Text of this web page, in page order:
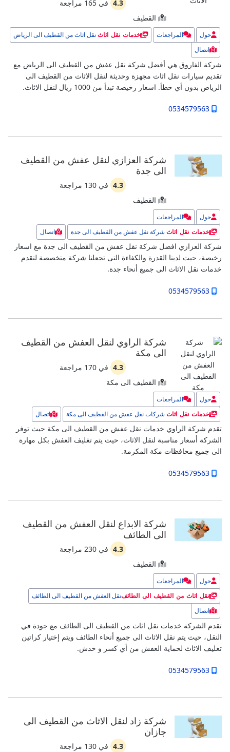
4.3 في 165 مراجعة
القطيف
حول المراجعات خدمات نقل اثاث نقل اثاث من القطيف الى الرياض
اتصال
شركة الفاروق هي أفضل شركة نقل عفش من القطيف الى الرياض مع
تقديم سيارات نقل اثاث مجهزة وحديثة لنقل الاثاث من القطيف الى
الرياض بدون أي خطأ. اسعار رخيصة تبدأ من 1000 ريال لنقل الاثاث.
0534579563
شركة العزازي لنقل عفش من القطيف
الى جدة
4.3 في 130 مراجعة
القطيف
حول المراجعات
خدمات نقل اثاث شركة نقل عفش من القطيف الى جدة اتصال
شركة العزازي افضل شركة نقل عفش من القطيف الى جدة مع اسعار
رخيصة، حيث لدينا القدرة والكفاءة التى تجعلنا شركة متخصصة لتقدم
خدمات نقل الاثاث الى جميع أنحاء جدة.
0534579563
شركة الراوي لنقل العفش من القطيف
الى مكة
4.3 في 170 مراجعة
القطيف الى مكة
حول المراجعات
خدمات نقل اثاث شركات نقل عفش من القطيف الى مكة اتصال
تقدم شركة الراوي خدمات نقل عفش من القطيف الى مكة حيث توفر
الشركة أسعار مناسبة لنقل الاثاث، حيث يتم تغليف العفش بكل مهارة
الى جميع محافظات مكة المكرمة.
0534579563
شركة الابداع لنقل العفش من القطيف
الى الطائف
4.3 في 230 مراجعة
القطيف
حول المراجعات
نقل اثاث من القطيف الى الطائفنقل العفش من القطيف الى الطائف
اتصال
تقدم الشركة خدمات نقل اثاث من القطيف الى الطائف مع جودة في
النقل، حيث يتم نقل الاثاث الى جميع أنحاء الطائف ويتم إختيار كراتين
تغليف الاثاث لحماية العفش من أي كسر و خدش.
0534579563
شركة زاد لنقل الاثاث من القطيف الى
جازان
4.3 في 130 مراجعة